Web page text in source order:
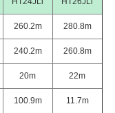
260.2m
280.8m
240.2m
260.8m
20m
22m
100.9m
11.7m